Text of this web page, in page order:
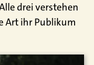
drei verstehen
Art ihr Publikum